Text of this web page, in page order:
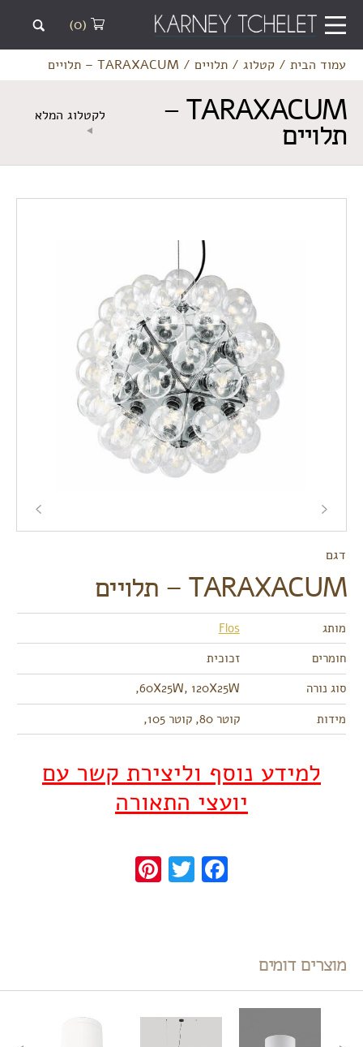
(0)
עמוד הבית/ קטלוג/ תלויים/ TARAXACUM – תלויים
TARAXACUM –
תלויים לקטלוג המלא
דגם
TARAXACUM – תלויים
מותג
Flos
חומרים
זכוכית
סוג נורה
60X25W, 120X25W,
מידות
קוטר 80, קוטר 105,
למידע נוסף וליצירת קשר עם
יועצי התאורה
Facebook
Twitter
Pinterest
מוצרים דומים